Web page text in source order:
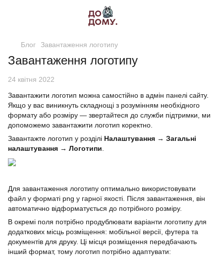
Блог Завантаження логотипу
Завантаження логотипу
24 квітня 2022
Завантажити логотип можна самостійно в адмін панелі сайту.
Якщо у вас виникнуть складнощі з розумінням необхідного
формату або розміру — звертайтеся до служби підтримки, ми
допоможемо завантажити логотип коректно.
Завантажте логотип у розділі Налаштування → Загальні
налаштування → Логотипи
Для завантаження логотипу оптимально використовувати
файл у форматі png у гарної якості. Після завантаження, він
автоматично відформатується до потрібного розміру.
В окремі поля потрібно продублювати варіанти логотипу для
додаткових місць розміщення: мобільної версії, футера та
документів для друку. Ці місця розміщення передбачають
інший формат, тому логотип потрібно адаптувати: